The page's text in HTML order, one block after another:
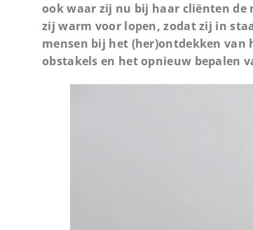
ook waar zij nu bij haar cliënten de
zij warm voor lopen, zodat zij in
mensen bij het (her)ontdekken
obstakels en het opnieuw bepalen